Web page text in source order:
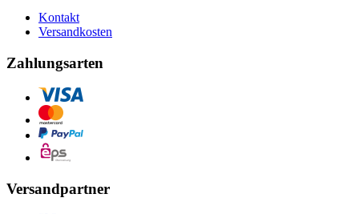
Kontakt
Versandkosten
Zahlungsarten
Versandpartner